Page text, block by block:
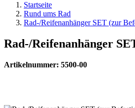
Startseite
Rund ums Rad
Rad-/Reifenanhänger SET (zur
Rad-/Reifenanhänger
Artikelnummer: 5500-00